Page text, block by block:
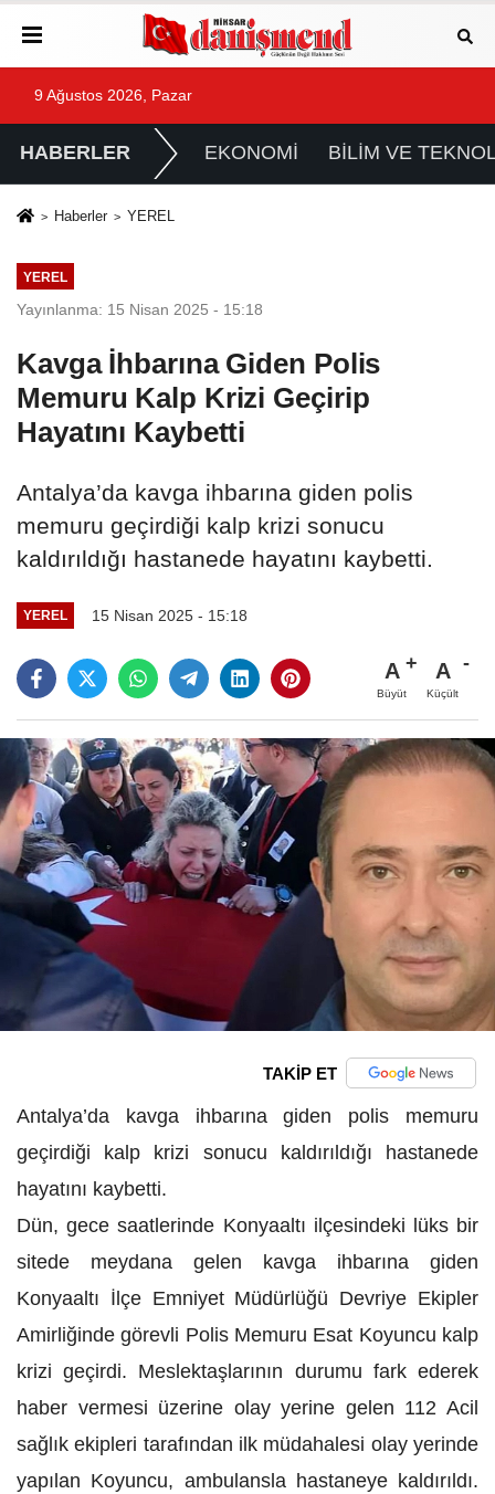
9 Ağustos 2026, Pazar
HABERLER EKONOMİ BİLİM VE
Haberler YEREL
YEREL
Yayınlanma: 15 Nisan 2025 - 15:18
Kavga İhbarına Giden Polis
Memuru Kalp Krizi Geçirip
Hayatını Kaybetti
Antalya’da kavga ihbarına giden polis
memuru geçirdiği kalp krizi sonucu
kaldırıldığı hastanede hayatını kaybetti.
YEREL 15 Nisan 2025 - 15:18
A
Büyüt
A
Küçült
TAKİP ET
Antalya’da kavga ihbarına giden polis memuru
geçirdiği kalp krizi sonucu kaldırıldığı hastanede
hayatını kaybetti.
Dün, gece saatlerinde Konyaaltı ilçesindeki lüks bir
sitede meydana gelen kavga ihbarına giden
Konyaaltı İlçe Emniyet Müdürlüğü Devriye Ekipler
Amirliğinde görevli Polis Memuru Esat Koyuncu kalp
krizi geçirdi. Meslektaşlarının durumu fark ederek
haber vermesi üzerine olay yerine gelen 112 Acil
sağlık ekipleri tarafından ilk müdahalesi olay yerinde
yapılan Koyuncu, ambulansla hastaneye kaldırıldı.